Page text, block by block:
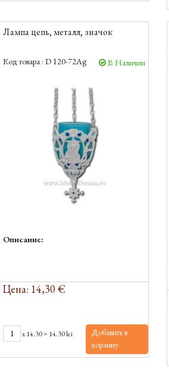
Лампа цепь, металл, значок
Код товара : D 120-72Ag В Наличии
Описание:
Цена: 14,30 €
x14.30= 14.30 lei
Добавить в
корзину